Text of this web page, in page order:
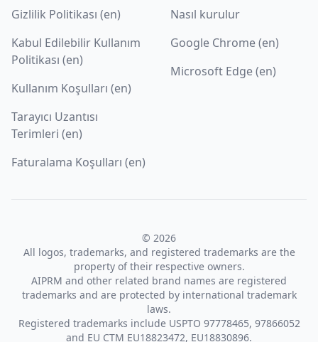
Gizlilik Politikası (en)
Kabul Edilebilir Kullanım
Politikası (en)
Kullanım Koşulları (en)
Tarayıcı Uzantısı
Terimleri (en)
Faturalama Koşulları (en)
Nasıl kurulur
Google Chrome (en)
Microsoft Edge (en)
© 2026
All logos, trademarks, and registered trademarks are the
property of their respective owners.
AIPRM and other related brand names are registered
trademarks and are protected by international trademark
laws.
Registered trademarks include USPTO 97778465, 97866052
and EU CTM EU18823472, EU18830896.